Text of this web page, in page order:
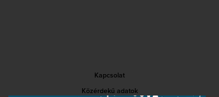
Kapcsolat
Közérdekű adatok